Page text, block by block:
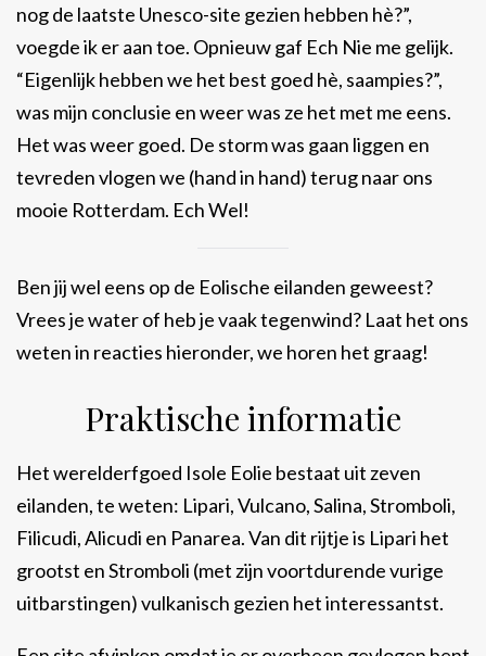
nog de laatste Unesco-site gezien hebben hè?”,
voegde ik er aan toe. Opnieuw gaf Ech Nie me gelijk.
“Eigenlijk hebben we het best goed hè, saampies?”,
was mijn conclusie en weer was ze het met me eens.
Het was weer goed. De storm was gaan liggen en
tevreden vlogen we (hand in hand) terug naar ons
mooie Rotterdam. Ech Wel!
Ben jij wel eens op de Eolische eilanden geweest?
Vrees je water of heb je vaak tegenwind? Laat het ons
weten in reacties hieronder, we horen het graag!
Praktische informatie
Het werelderfgoed Isole Eolie bestaat uit zeven
eilanden, te weten: Lipari, Vulcano, Salina, Stromboli,
Filicudi, Alicudi en Panarea. Van dit rijtje is Lipari het
grootst en Stromboli (met zijn voortdurende vurige
uitbarstingen) vulkanisch gezien het interessantst.